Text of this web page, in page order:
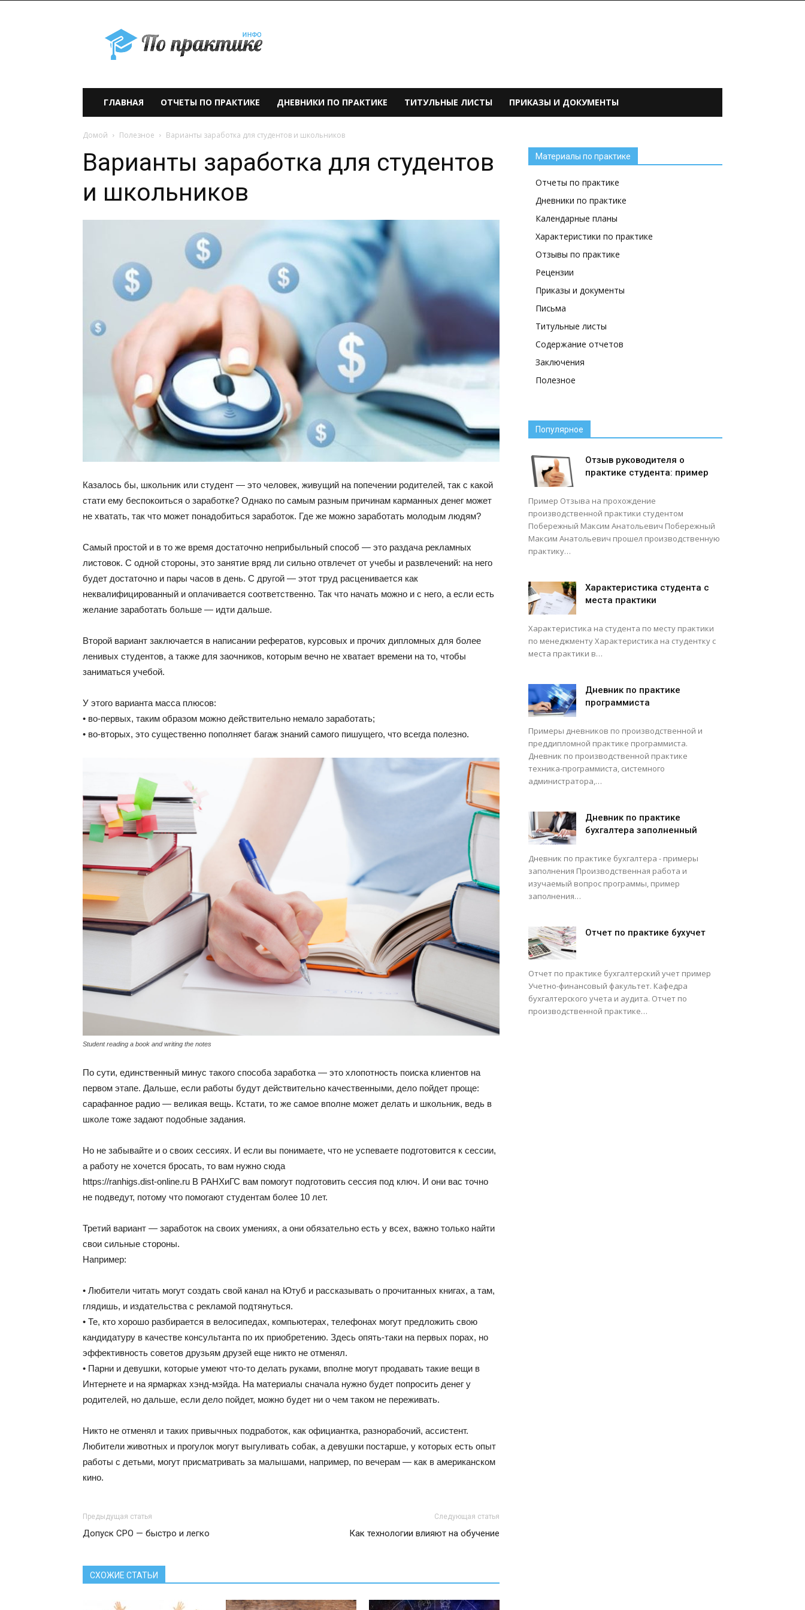
практике» —
учебно-
образовательный
ГЛАВНАЯ ОТЧЕТЫ ПО ПРАКТИКЕ ДНЕВНИКИ ПО ПРАКТИКЕ ТИТУЛЬНЫЕ ЛИСТЫ ПРИКАЗЫ И ДОКУМЕНТЫ
Домой Полезное Варианты заработка для студентов и школьников
Варианты заработка для студентов
и школьников
Казалось бы, школьник или студент — это человек, живущий на попечении родителей, так с какой
стати ему беспокоиться о заработке? Однако по самым разным причинам карманных денег может
не хватать, так что может понадобиться заработок. Где же можно заработать молодым людям?
Самый простой и в то же время достаточно неприбыльный способ — это раздача рекламных
листовок. С одной стороны, это занятие вряд ли сильно отвлечет от учебы и развлечений: на него
будет достаточно и пары часов в день. С другой — этот труд расценивается как
неквалифицированный и оплачивается соответственно. Так что начать можно и с него, а если есть
желание заработать больше — идти дальше.
Второй вариант заключается в написании рефератов, курсовых и прочих дипломных для более
ленивых студентов, а также для заочников, которым вечно не хватает времени на то, чтобы
заниматься учебой.
У этого варианта масса плюсов:
• во-первых, таким образом можно действительно немало заработать;
• во-вторых, это существенно пополняет багаж знаний самого пишущего, что всегда полезно.
Student reading a book and writing the notes
По сути, единственный минус такого способа заработка — это хлопотность поиска клиентов на
первом этапе. Дальше, если работы будут действительно качественными, дело пойдет проще:
сарафанное радио — великая вещь. Кстати, то же самое вполне может делать и школьник, ведь в
школе тоже задают подобные задания.
Но не забывайте и о своих сессиях. И если вы понимаете, что не успеваете подготовится к сессии,
а работу не хочется бросать, то вам нужно сюда
https://ranhigs.dist-online.ru В РАНХиГС вам помогут подготовить сессия под ключ. И они вас точно
не подведут, потому что помогают студентам более 10 лет.
Третий вариант — заработок на своих умениях, а они обязательно есть у всех, важно только найти
свои сильные стороны.
Например:
• Любители читать могут создать свой канал на Ютуб и рассказывать о прочитанных книгах, а там,
глядишь, и издательства с рекламой подтянуться.
• Те, кто хорошо разбирается в велосипедах, компьютерах, телефонах могут предложить свою
кандидатуру в качестве консультанта по их приобретению. Здесь опять-таки на первых порах, но
эффективность советов друзьям друзей еще никто не отменял.
• Парни и девушки, которые умеют что-то делать руками, вполне могут продавать такие вещи в
Интернете и на ярмарках хэнд-мэйда. На материалы сначала нужно будет попросить денег у
родителей, но дальше, если дело пойдет, можно будет ни о чем таком не переживать.
Никто не отменял и таких привычных подработок, как официантка, разнорабочий, ассистент.
Любители животных и прогулок могут выгуливать собак, а девушки постарше, у которых есть опыт
работы с детьми, могут присматривать за малышами, например, по вечерам — как в американском
кино.
Предыдущая статья
Допуск СРО — быстро и легко
Следующая статья
Как технологии влияют на обучение
СХОЖИЕ СТАТЬИ
Материалы по практике
Отчеты по практике
Дневники по практике
Календарные планы
Характеристики по практике
Отзывы по практике
Рецензии
Приказы и документы
Письма
Титульные листы
Содержание отчетов
Заключения
Полезное
Популярное
Отзыв руководителя о
практике студента: пример
Пример Отзыва на прохождение
производственной практики студентом
Побережный Максим Анатольевич Побережный
Максим Анатольевич прошел производственную
практику…
Характеристика студента с
места практики
Характеристика на студента по месту практики
по менеджменту Характеристика на студентку с
места практики в…
Дневник по практике
программиста
Примеры дневников по производственной и
преддипломной практике программиста.
Дневник по производственной практике
техника-программиста, системного
администратора,…
Дневник по практике
бухгалтера заполненный
Дневник по практике бухгалтера - примеры
заполнения Производственная работа и
изучаемый вопрос программы, пример
заполнения…
Отчет по практике бухучет
Отчет по практике бухгалтерский учет пример
Учетно-финансовый факультет. Кафедра
бухгалтерского учета и аудита. Отчет по
производственной практике…